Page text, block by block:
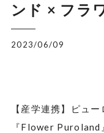
ンド × フラ
2023/06/09
【産学連携】ピュ
『Flower Puroland